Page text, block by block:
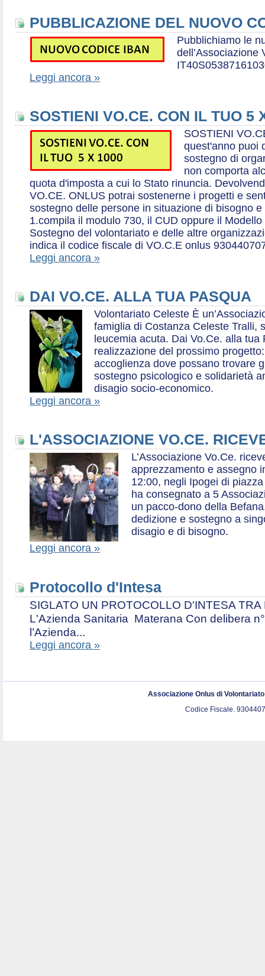
PUBBLICAZIONE DEL NUOVO
Pubblichiamo le
dell’Associazione
Leggi ancora »
SOSTIENI VO.CE. CON IL TUO 5
SOSTIENI
quest'anno puoi
sostegno di
non comporta
quota d'imposta a cui lo Stato rinuncia.
VO.CE. ONLUS potrai sostenerne i progetti e
sostegno delle persone in situazione di bisogno
1.compila il modulo 730, il CUD oppure il
Sostegno del volontariato e delle altre
indica il codice fiscale di VO.C.E onlus
Leggi ancora »
DAI VO.CE. ALLA TUA PASQUA
Volontariato Celeste È
famiglia di Costanza Celeste Tralli,
leucemia acuta. Dai Vo.Ce. alla tua
realizzazione del prossimo
accoglienza dove possano trovare
sostegno psicologico e solidarietà
disagio socio-economico.
Leggi ancora »
L'ASSOCIAZIONE VO.CE.
L’Associazione Vo.Ce.
apprezzamento e assegno
12:00, negli Ipogei di
ha consegnato a 5
un pacco-dono della
dedizione e sostegno a
disagio e di bisogno.
Leggi ancora »
Protocollo d'Intesa
SIGLATO UN PROTOCOLLO D'INTESA
L'Azienda Sanitaria Materana Con delibera
l’Azienda...
Leggi ancora »
Associazione Onlus di
Codice Fiscale.